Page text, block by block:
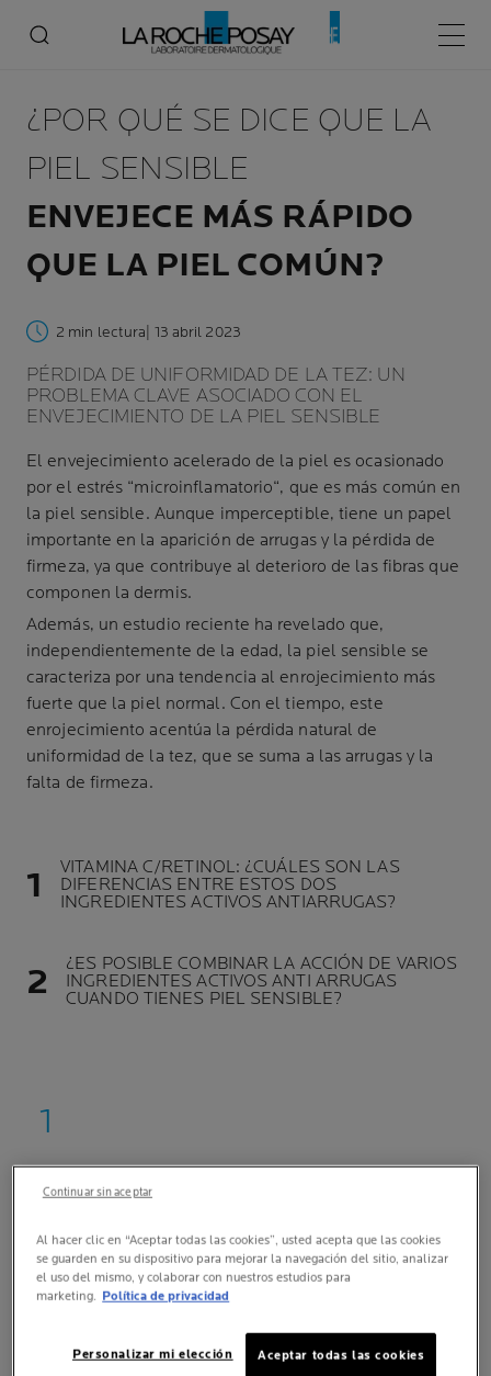
Menú
¿POR QUÉ SE DICE QUE LA
PIEL SENSIBLE
ENVEJECE MÁS RÁPIDO
QUE LA PIEL COMÚN?
2 min lectura | 13 abril 2023
PÉRDIDA DE UNIFORMIDAD DE LA TEZ: UN
PROBLEMA CLAVE ASOCIADO CON EL
ENVEJECIMIENTO DE LA PIEL SENSIBLE
El envejecimiento acelerado de la piel es ocasionado
por el estrés “microinflamatorio“, que es más común en
la piel sensible. Aunque imperceptible, tiene un papel
importante en la aparición de arrugas y la pérdida de
firmeza, ya que contribuye al deterioro de las fibras que
componen la dermis.
Además, un estudio reciente ha revelado que,
independientemente de la edad, la piel sensible se
caracteriza por una tendencia al enrojecimiento más
fuerte que la piel normal. Con el tiempo, este
enrojecimiento acentúa la pérdida natural de
uniformidad de la tez, que se suma a las arrugas y la
falta de firmeza.
VITAMINA C/RETINOL: ¿CUÁLES SON LAS
DIFERENCIAS ENTRE ESTOS DOS
INGREDIENTES ACTIVOS ANTIARRUGAS?
¿ES POSIBLE COMBINAR LA ACCIÓN DE VARIOS
INGREDIENTES ACTIVOS ANTI ARRUGAS
CUANDO TIENES PIEL SENSIBLE?
VITAMINA C/RETINOL:
¿CUÁLES SON LAS DIFERENCIAS
ENTRE ESTOS DOS
INGREDIENTES ACTIVOS
ANTIARRUGAS?
DOS INGREDIENTES ACTIVOS ANTIARRUGAS
DE REFERENCIA QUE ACTÚAN EN FORMA
Al hacer clic en “Aceptar todas las cookies”, usted acepta que las cookies
se guarden en su dispositivo para mejorar la navegación del sitio, analizar
el uso del mismo, y colaborar con nuestros estudios para
marketing. Política de privacidad
Aceptar todas las cookies
Personalizar mi elección
Continuar sin aceptar